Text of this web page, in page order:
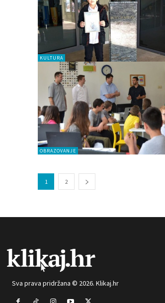
KULTURA
OBRAZOVANJE
1 2
Sva prava pridržana © 2026. Klikaj.hr